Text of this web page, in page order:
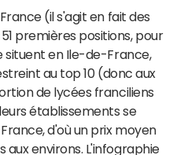
(il s'agit en fait des
premières positions, pour
situent en Ile-de-France,
au top 10 (donc aux
de lycées franciliens
établissements se
d'où un prix moyen
aux environs. L'infographie